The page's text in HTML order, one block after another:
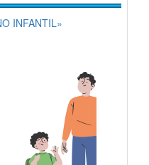
INFANTIL»